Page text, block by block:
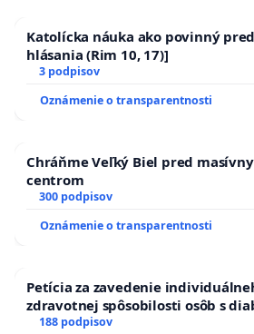
Katolícka náuka ako povinný
hlásania (Rim 10, 17)]
3 podpisov
Oznámenie o transparentnosti
Chráňme Veľký Biel pred
centrom
300 podpisov
Oznámenie o transparentnosti
Petícia za zavedenie
zdravotnej spôsobilosti osôb s
pri prijímaní do Policajného zboru
188 podpisov